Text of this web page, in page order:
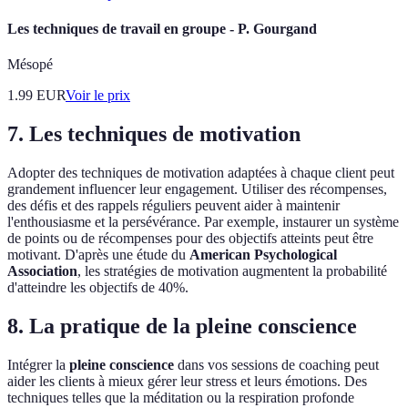
Les techniques de travail en groupe - P. Gourgand
Mésopé
1.99 EURVoir le prix
7. Les techniques de motivation
Adopter des techniques de motivation adaptées à chaque client peut
grandement influencer leur engagement. Utiliser des récompenses,
des défis et des rappels réguliers peuvent aider à maintenir
l'enthousiasme et la persévérance. Par exemple, instaurer un système
de points ou de récompenses pour des objectifs atteints peut être
motivant. D'après une étude du American Psychological
Association, les stratégies de motivation augmentent la probabilité
d'atteindre les objectifs de 40%.
8. La pratique de la pleine conscience
Intégrer la pleine conscience dans vos sessions de coaching peut
aider les clients à mieux gérer leur stress et leurs émotions. Des
techniques telles que la méditation ou la respiration profonde